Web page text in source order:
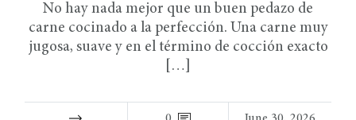
No hay nada mejor que un buen pedazo de
carne cocinado a la perfección. Una carne muy
jugosa, suave y en el término de cocción exacto
[…]